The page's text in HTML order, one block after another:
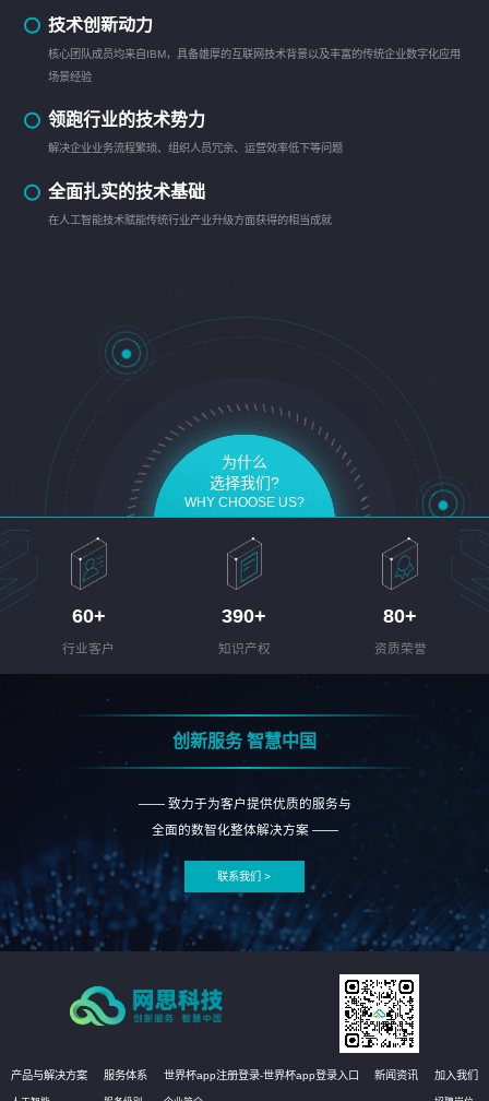
技术创新动力
核心团队成员均来自IBM，具备雄厚的互联网技术背景以及丰富的传统企业数字化应用
场景经验
领跑行业的技术势力
解决企业业务流程繁琐、组织人员冗余、运营效率低下等问题
全面扎实的技术基础
在人工智能技术赋能传统行业产业升级方面获得的相当成就
为什么
选择我们?
WHY CHOOSE US?
60+
行业客户
390+
知识产权
80+
资质荣誉
创新服务 智慧中国
—— 致力于为客户提供优质的服务与
全面的数智化整体解决方案 ——
联系我们 >
产品与解决方案 服务体系 世界杯app注册登录-世界杯app登录入口 新闻资讯 加入我们